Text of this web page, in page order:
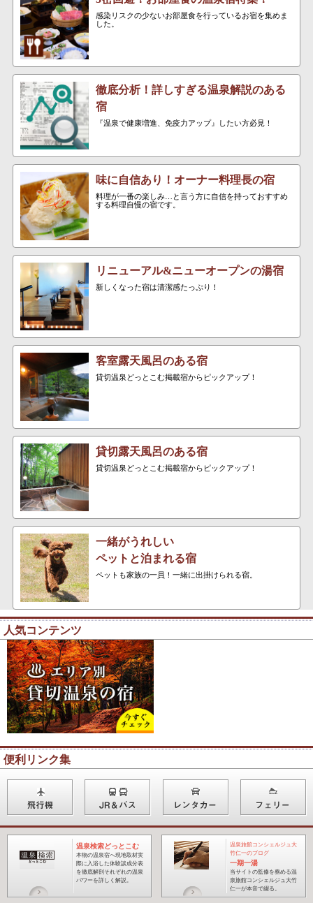
感染リスクの少ないお部屋食を行っているお宿を集めま
した。
徹底分析！詳しすぎる温泉解説のある
宿
『温泉で健康増進、免疫力アップ』したい方必見！
味に自信あり！オーナー料理長の宿
料理が一番の楽しみ…と言う方に自信を持っておすすめ
する料理自慢の宿です。
リニューアル&ニューオープンの湯宿
新しくなった宿は清潔感たっぷり！
客室露天風呂のある宿
貸切温泉どっとこむ掲載宿からピックアップ！
貸切露天風呂のある宿
貸切温泉どっとこむ掲載宿からピックアップ！
一緒がうれしい
ペットと泊まれる宿
ペットも家族の一員！一緒に出掛けられる宿。
人気コンテンツ
便利リンク集
温泉検索どっとこむ
本物の温泉宿へ現地取材実
際に入浴した体験談成分表
を徹底解剖それぞれの温泉
パワーを詳しく解説。
温泉旅館コンシェルジュ大
竹仁一のブログ
一期一湯
当サイトの監修を務める温
泉旅館コンシェルジュ大竹
仁一が本音で綴る 。